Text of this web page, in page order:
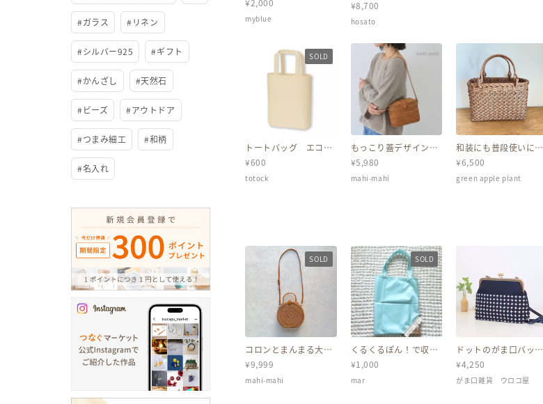
#ガラス #リネン
#シルバー925 #ギフト
#かんざし #天然石
#ビーズ #アウトドア
#つまみ細工 #和柄
#名入れ
敷帆布 (カフェオレ・
レンガ・キナリ・マス
タードイエロー)
¥2,000
myblue
皮のリュックD（受注
製作）
¥8,700
hosato
SOLD
トートバッグ エコバ
ック ナチュラル コ
ットン
¥600
totock
もっこり蓋デザイン☆
ショルダーかごバッグ
♪ショルダーバッグ ア
タバッグ バリ島 かご
バッグ 旅行
¥5,980
mahi-mahi
和装にも普段使いにも
♪ 編み目がかわいい
柿渋仕上げのカゴバッ
¥6,500
green apple plant
SOLD
コロンとまんまる大き
め(24cm)☆2WAYショ
ルダーかごバッグ♪シ
ョルダーバッグ アタバ
ッグ
¥9,999
mahi-mahi
SOLD
くるくるぽん！で収納
できる いちごのエコ
バッグ リバティ生地
¥1,000
mar
ドットのがま口バッグ/
がま口バック/がま口シ
ョルダーバッグ/ショル
ダーバッグ/がま口/が
まぐち/斜めがけ/敬老
¥4,250
がま口雑貨 ウロコ屋